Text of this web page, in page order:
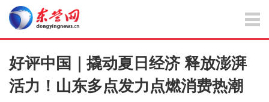
好评中国｜撬动夏日经济 释放澎湃
活力！山东多点发力点燃消费热潮